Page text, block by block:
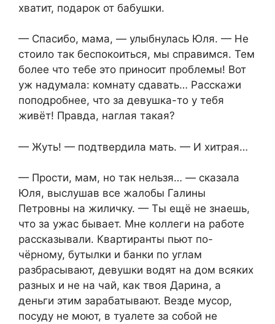
хватит, подарок от бабушки.
— Спасибо, мама, — улыбнулась Юля. — Не
стоило так беспокоиться, мы справимся. Тем
более что тебе это приносит проблемы! Вот
уж надумала: комнату сдавать… Расскажи
поподробнее, что за девушка-то у тебя
живёт! Правда, наглая такая?
— Жуть! — подтвердила мать. — И хитрая…
— Прости, мам, но так нельзя… — сказала
Юля, выслушав все жалобы Галины
Петровны на жиличку. — Ты ещё не знаешь,
что за ужас бывает. Мне коллеги на работе
рассказывали. Квартиранты пьют по-
чёрному, бутылки и банки по углам
разбрасывают, девушки водят на дом всяких
разных и не на чай, как твоя Дарина, а
деньги этим зарабатывают. Везде мусор,
посуду не моют, в туалете за собой не